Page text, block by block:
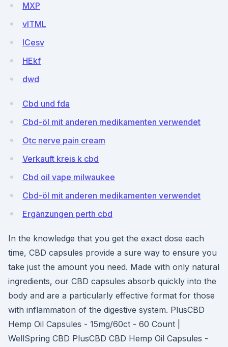
MXP
vlTML
ICesv
HEkf
dwd
Cbd und fda
Cbd-öl mit anderen medikamenten verwendet
Otc nerve pain cream
Verkauft kreis k cbd
Cbd oil vape milwaukee
Cbd-öl mit anderen medikamenten verwendet
Ergänzungen perth cbd
In the knowledge that you get the exact dose each
time, CBD capsules provide a sure way to ensure you
take just the amount you need. Made with only natural
ingredients, our CBD capsules absorb quickly into the
body and are a particularly effective format for those
with inflammation of the digestive system. PlusCBD
Hemp Oil Capsules - 15mg/60ct - 60 Count |
WellSpring CBD PlusCBD CBD Hemp Oil Capsules -